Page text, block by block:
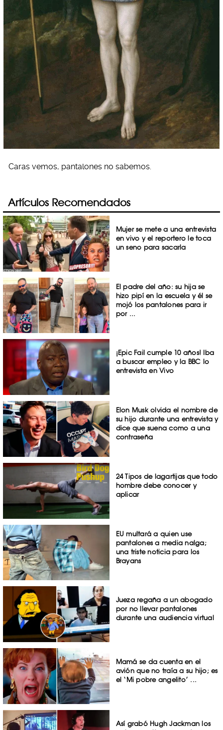
Caras vemos, pantalones no sabemos.
Artículos Recomendados
Mujer se mete a una entrevista
en vivo y el reportero le toca
un seno para sacarla
El padre del año: su hija se
hizo pipí en la escuela y él se
mojó los pantalones para ir
por ...
¡Epic Fail cumple 10 años! Iba
a buscar empleo y la BBC lo
entrevista en Vivo
Elon Musk olvida el nombre de
su hijo durante una entrevista y
dice que suena como a una
contraseña
24 Tipos de lagartijas que todo
hombre debe conocer y
aplicar
EU multará a quien use
pantalones a media nalga;
una triste noticia para los
Brayans
Jueza regaña a un abogado
por no llevar pantalones
durante una audiencia virtual
Mamá se da cuenta en el
avión que no traía a su hijo; es
el ‘Mi pobre angelito’ ...
Así grabó Hugh Jackman los